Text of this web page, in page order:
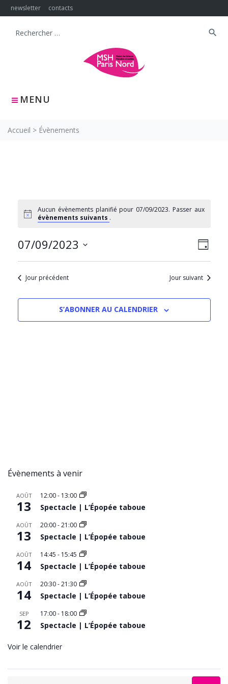
Skip
to
newsletter contacts
MENU
Search
search
Accueil > Évènements
Aucun évènements planifié pour 07/09/2023. Passer aux
évènements suivants .
PAR
de
vues
JOUR
07/09/2023
date.Jour précédent Jour suivant
S’ABONNER AU CALENDRIER
Évènements à venir
AOÛT
13
12:00- 13:00
Spectacle | L’Épopée taboue
AOÛT
13
20:00-21:00
Spectacle | L’Épopée taboue
AOÛT
14
14:45 - 15:45
Spectacle | L’Épopée taboue
AOÛT
14
20:30-21:30
Spectacle | L’Épopée taboue
SEP
12
17:00- 18:00
Spectacle | L’Épopée taboue
Voir le calendrier